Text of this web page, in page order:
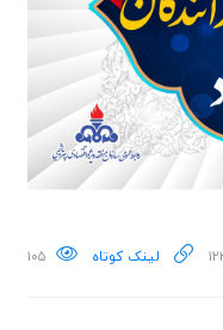
لینک کوتاه ۱۰۵